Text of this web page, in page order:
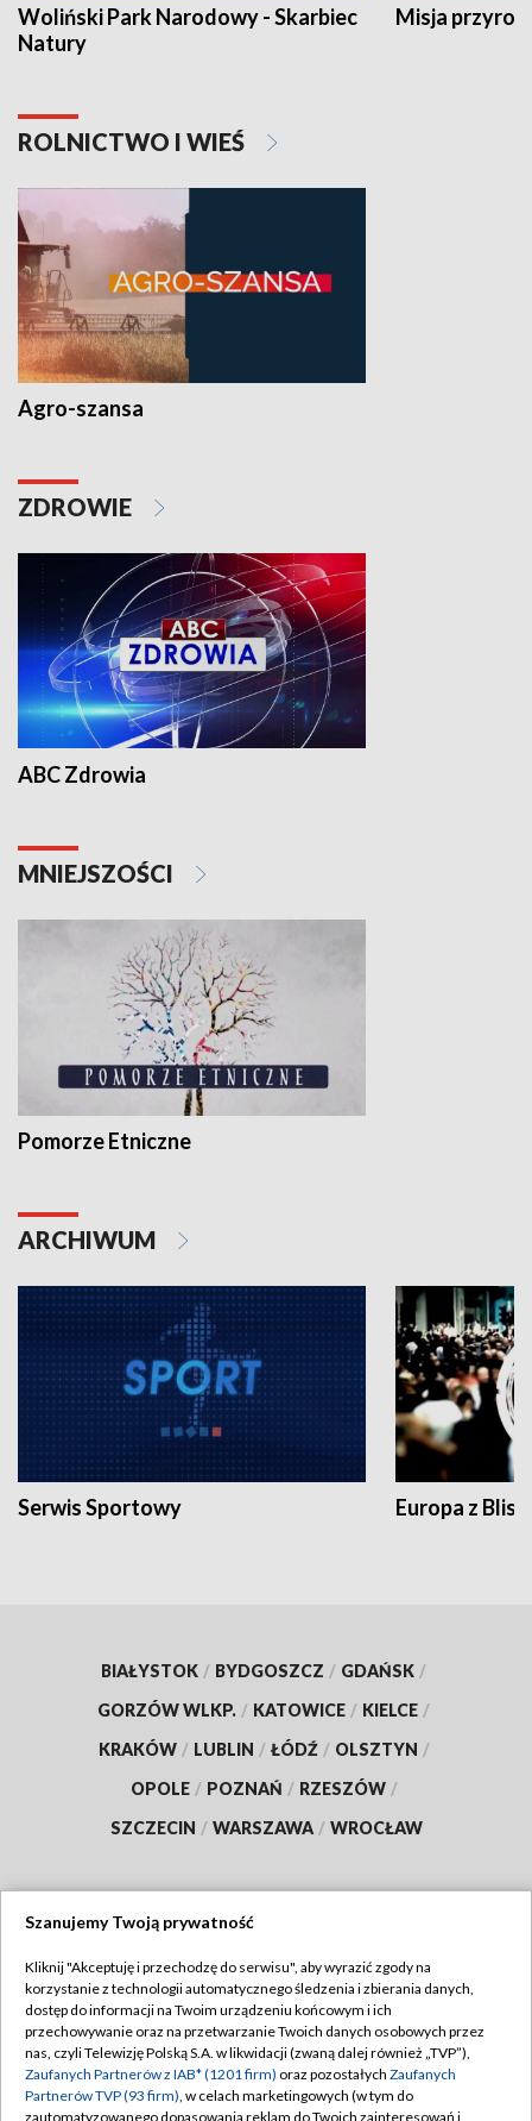
Woliński Park Narodowy - Skarbiec
Natury
Misja
ROLNICTWO I WIEŚ
Agro-szansa
ZDROWIE
ABC Zdrowia
MNIEJSZOŚCI
Pomorze Etniczne
ARCHIWUM
Serwis Sportowy Europa z
BIAŁYSTOK / BYDGOSZCZ / GDAŃSK /
GORZÓW WLKP. / KATOWICE / KIELCE /
KRAKÓW / LUBLIN / ŁÓDŹ / OLSZTYN /
OPOLE / POZNAŃ / RZESZÓW /
SZCZECIN / WARSZAWA / WROCŁAW
TVP
Abonament TVP
Emisja w TVP
Centrum informacji TVP
Regulamin TVP
Polityka prywatności
Moje zgody
Szanujemy Twoją prywatność
Kliknij "Akceptuję i przechodzę do serwisu", aby wyrazić zgody na
korzystanie z technologii automatycznego śledzenia i zbierania danych,
dostęp do informacji na Twoim urządzeniu końcowym i ich
przechowywanie oraz na przetwarzanie Twoich danych osobowych przez
nas, czyli Telewizję Polską S.A. w likwidacji (zwaną dalej również „TVP”),
Zaufanych Partnerów z IAB* (1201 firm) oraz pozostałych Zaufanych
Partnerów TVP (93 firm), w celach marketingowych (w tym do
zautomatyzowanego dopasowania reklam do Twoich zainteresowań i